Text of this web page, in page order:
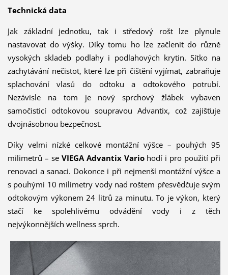
Technická data
Jak základní jednotku, tak i středový rošt lze plynule
nastavovat do výšky. Díky tomu ho lze začlenit do různě
vysokých skladeb podlahy i podlahových krytin. Sítko na
zachytávání nečistot, které lze při čištění vyjímat, zabraňuje
splachování vlasů do odtoku a odtokového potrubí.
Nezávisle na tom je nový sprchový žlábek vybaven
samočisticí odtokovou soupravou Advantix, což zajišťuje
dvojnásobnou bezpečnost.
Díky velmi nízké celkové montážní výšce – pouhých 95
milimetrů – se VIEGA Advantix Variohodí i pro použití při
renovaci a sanaci. Dokonce i při nejmenší montážní výšce a
s pouhými 10 milimetry vody nad roštem přesvědčuje svým
odtokovým výkonem 24 litrů za minutu. To je výkon, který
stačí ke spolehlivému odvádění vody i z těch
nejvýkonnějších wellness sprch.